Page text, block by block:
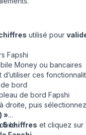
utilisé pour
Fapshi
Money ou bancaires
ces
bord
de bord Fapshi
droite, puis
»
5 chiffres et cliquez sur